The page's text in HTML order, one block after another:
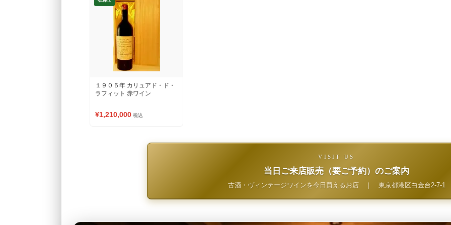
１９０５年 カリュアド・ド・
ラフィット 赤ワイン
¥1,210,000 税込
VISIT US
当日ご来店販売（要ご予約）のご案内
古酒・ヴィンテージワインを今日買えるお店｜ 東京都港区白金台2-7-1